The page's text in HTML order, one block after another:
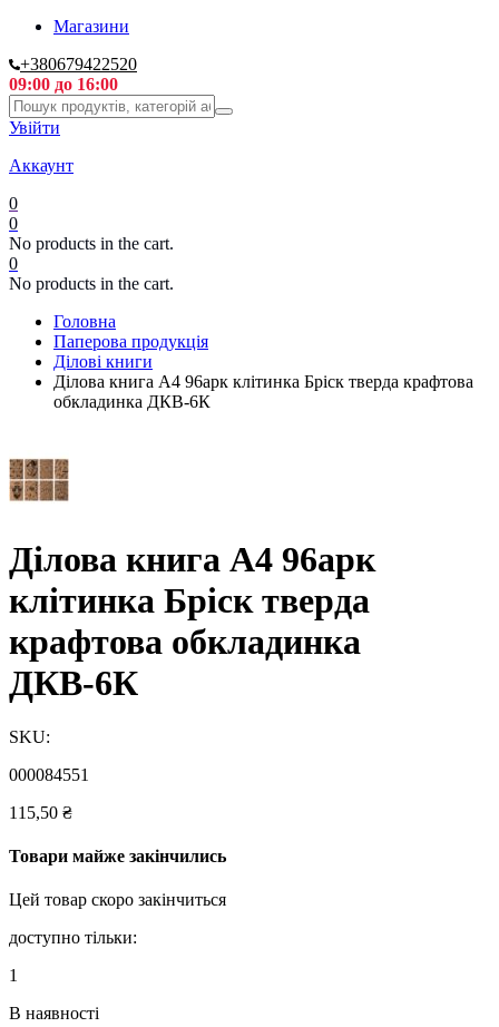
Магазини
+380679422520
09:00 до 16:00
Увійти
Аккаунт
0
0
No products in the cart.
0
No products in the cart.
Головна
Паперова продукція
Ділові книги
Ділова книга А4 96арк клітинка Бріск тверда крафтова
обкладинка ДКВ-6К
Ділова книга А4 96арк
клітинка Бріск тверда
крафтова обкладинка
ДКВ-6К
SKU:
000084551
115,50 ₴
Товари майже закінчились
Цей товар скоро закінчиться
доступно тільки:
1
В наявності